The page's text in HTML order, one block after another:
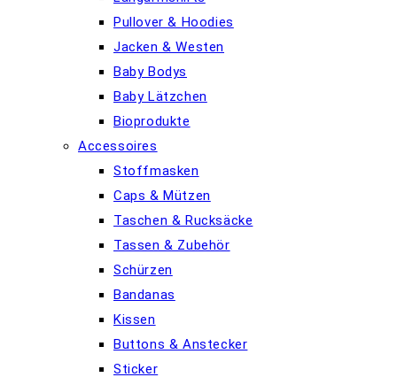
Pullover & Hoodies
Jacken & Westen
Baby Bodys
Baby Lätzchen
Bioprodukte
Accessoires
Stoffmasken
Caps & Mützen
Taschen & Rucksäcke
Tassen & Zubehör
Schürzen
Bandanas
Kissen
Buttons & Anstecker
Sticker